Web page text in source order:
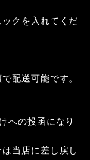
クを入れてくだ
配送可能です。
への投函になり
当店に差し戻し